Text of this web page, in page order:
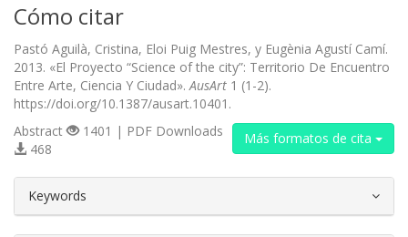
Cómo citar
Pastó Aguilà, Cristina, Eloi Puig Mestres, y Eugènia Agustí Camí.
2013. «El Proyecto “Science of the city”: Territorio De Encuentro
Entre Arte, Ciencia Y Ciudad».AusArt 1 (1-2).
https://doi.org/10.1387/ausart.10401.
Más formatos de cita
Abstract
1401 | PDF Downloads
468
Keywords